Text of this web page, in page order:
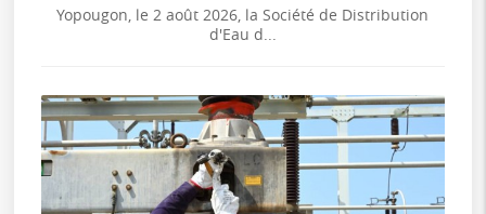
Yopougon, le 2 août 2026, la Société de Distribution
d'Eau d...